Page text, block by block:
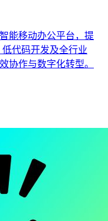
能移动办公平台，提
代码开发及全行业
协作与数字化转型。